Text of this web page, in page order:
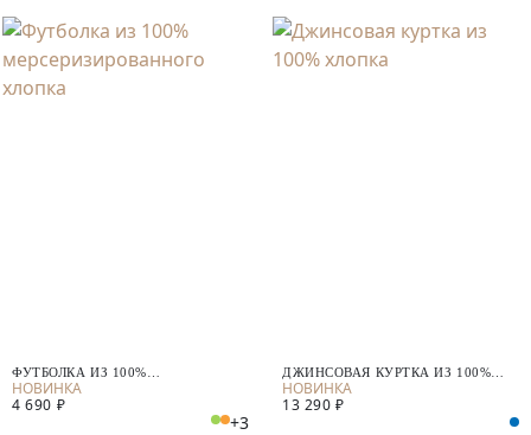
ФУТБОЛКА ИЗ 100%
МЕРСЕРИЗИРОВАННОГО ХЛОПКА
4 690 ₽
+3
ДЖИНСОВАЯ КУРТКА ИЗ 100%
ХЛОПКА
13 290 ₽